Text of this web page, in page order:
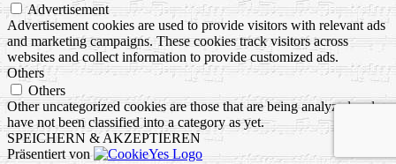
Advertisement
Advertisement cookies are used to provide visitors with relevant ads
and marketing campaigns. These cookies track visitors across
websites and collect information to provide customized ads.
Others
Others
Other uncategorized cookies are those that are being analyzed and
have not been classified into a category as yet.
SPEICHERN & AKZEPTIEREN
Präsentiert von